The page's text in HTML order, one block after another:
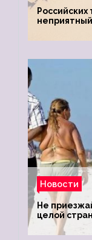
Новости
Не
целой
туристки